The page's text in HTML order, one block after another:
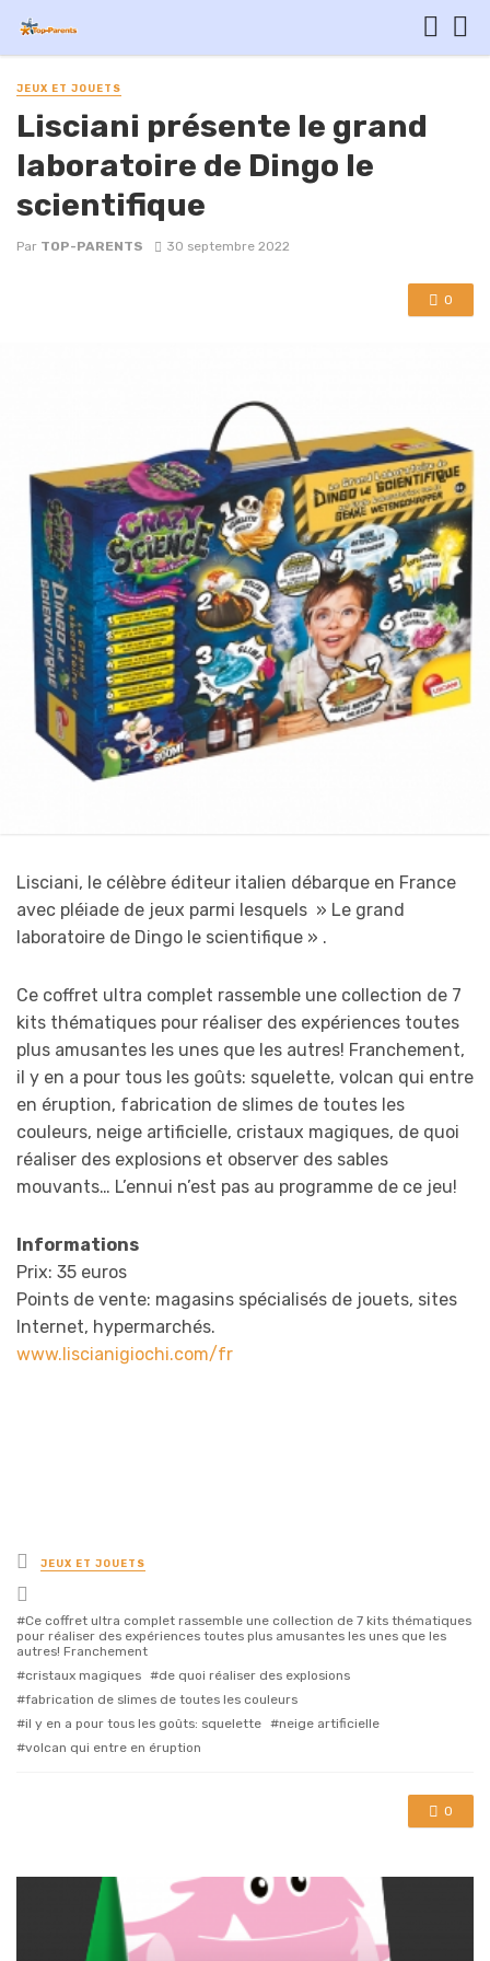
JEUX ET JOUETS
Lisciani présente le grand
laboratoire de Dingo le
scientifique
Par TOP-PARENTS 30 septembre 2022
0
Lisciani, le célèbre éditeur italien débarque en France
avec pléiade de jeux parmi lesquels » Le grand
laboratoire de Dingo le scientifique » .
Ce coffret ultra complet rassemble une collection de 7
kits thématiques pour réaliser des expériences toutes
plus amusantes les unes que les autres! Franchement,
il y en a pour tous les goûts: squelette, volcan qui entre
en éruption, fabrication de slimes de toutes les
couleurs, neige artificielle, cristaux magiques, de quoi
réaliser des explosions et observer des sables
mouvants… L’ennui n’est pas au programme de ce jeu!
Informations
Prix: 35 euros
Points de vente: magasins spécialisés de jouets, sites
Internet, hypermarchés.
www.liscianigiochi.com/fr
Posted
in
JEUX ET JOUETS
with
Ce coffret ultra complet rassemble une collection de 7 kits thématiques
pour réaliser des expériences toutes plus amusantes les unes que les
autres! Franchement
cristaux magiques
de quoi réaliser des explosions
fabrication de slimes de toutes les couleurs
il y en a pour tous les goûts: squelette
neige artificielle
volcan qui entre en éruption
0